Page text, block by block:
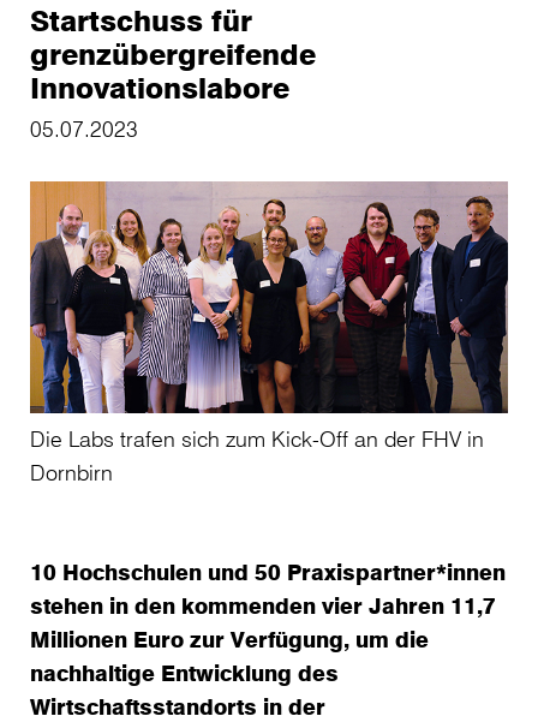
Startschuss für
grenzübergreifende
Innovationslabore
05.07.2023
Die Labs trafen sich zum Kick-Off an der FHV in
Dornbirn
10 Hochschulen und 50 Praxispartner*innen
stehen in den kommenden vier Jahren 11,7
Millionen Euro zur Verfügung, um die
nachhaltige Entwicklung des
Wirtschaftsstandorts in der